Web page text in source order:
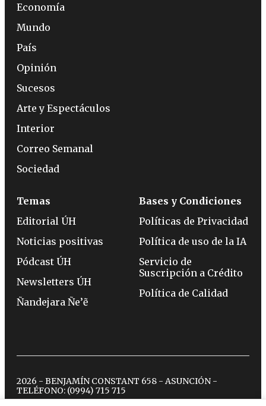
Economía
Mundo
País
Opinión
Sucesos
Arte y Espectáculos
Interior
Correo Semanal
Sociedad
Temas
Editorial ÚH
Noticias positivas
Pódcast ÚH
Newsletters ÚH
Ñandejara Ñe’ẽ
Bases y Condiciones
Políticas de Privacidad
Política de uso de la IA
Servicio de
Suscripción a Crédito
Política de Calidad
2026 - BENJAMÍN CONSTANT 658 - ASUNCIÓN -
TELÉFONO: (0994) 715 715